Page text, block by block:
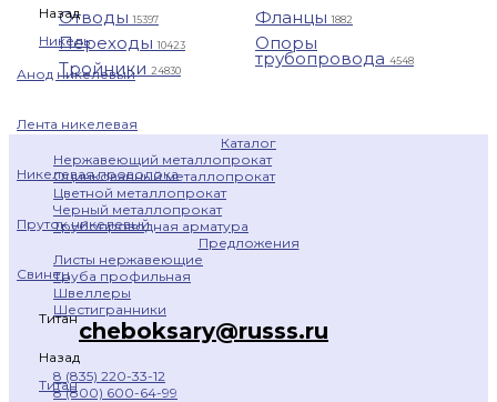
Назад
Никель
Анод никелевый
Лента никелевая
Никелевая проволока
Пруток никелевый
Свинец
Титан
Назад
Титан
Отводы15397
Переходы10423
Тройники 24830
Фланцы1882
Опоры
трубопровода 4548
Каталог
Нержавеющий металлопрокат
Оцинкованный металлопрокат
Цветной металлопрокат
Черный металлопрокат
Трубопроводная арматура
Предложения
Листы нержавеющие
Труба профильная
Швеллеры
Шестигранники
cheboksary@russs.ru
8 (835) 220-33-12
8 (800) 600-64-99